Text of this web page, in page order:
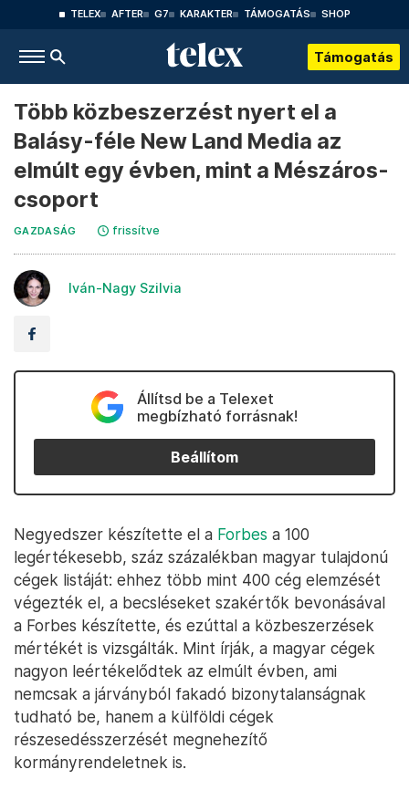
TELEX AFTER G7 KARAKTER TÁMOGATÁS SHOP
Támogatás
Több közbeszerzést nyert el a
Balásy-féle New Land Media az
elmúlt egy évben, mint a Mészáros-
csoport
GAZDASÁG frissítve
Iván-Nagy Szilvia
Állítsd be a Telexet
megbízható forrásnak!
Beállítom
Negyedszer készítette el a Forbes a 100
legértékesebb, száz százalékban magyar tulajdonú
cégek listáját: ehhez több mint 400 cég elemzését
végezték el, a becsléseket szakértők bevonásával
a Forbes készítette, és ezúttal a közbeszerzések
mértékét is vizsgálták. Mint írják, a magyar cégek
nagyon leértékelődtek az elmúlt évben, ami
nemcsak a járványból fakadó bizonytalanságnak
tudható be, hanem a külföldi cégek
részesedésszerzését megnehezítő
kormányrendeletnek is.